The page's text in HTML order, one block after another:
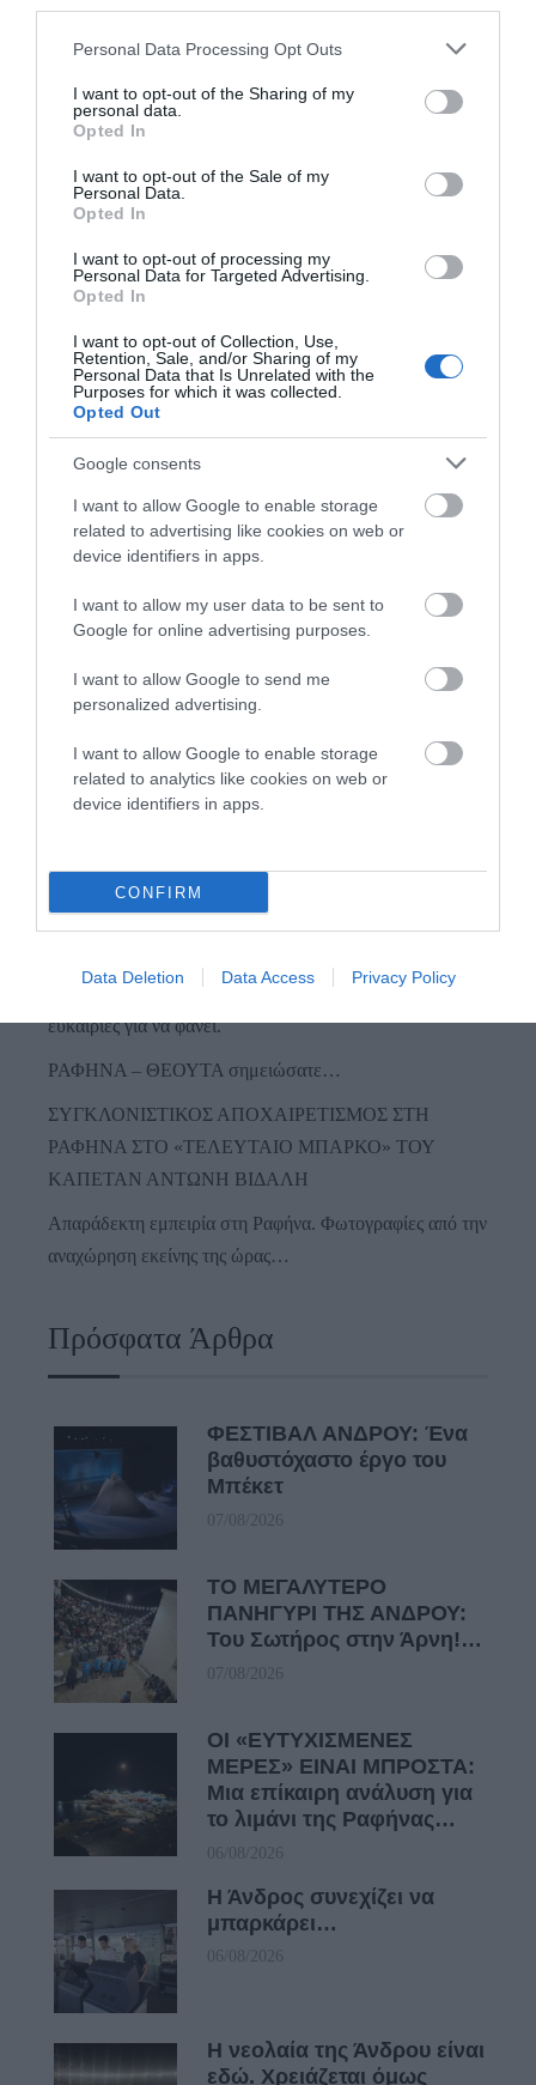
Please note that this website/app uses one or more Google
not limited to your visit or usage behaviour. You may click to
grant or deny consent to Google and its third-party tags to
use your data for below specified purposes in below Google
consent section.
Personal Data Processing Opt Outs
I want to opt-out of the Sharing of my
personal data.
Opted In
I want to opt-out of the Sale of my
Personal Data.
Opted In
I want to opt-out of processing my
Personal Data for Targeted Advertising.
Opted In
I want to opt-out of Collection, Use,
Retention, Sale, and/or Sharing of my
Personal Data that Is Unrelated with the
Purposes for which it was collected.
Opted Out
Google consents
I want to allow Google to enable storage
related to advertising like cookies on web or
device identifiers in apps.
I want to allow my user data to be sent to
Google for online advertising purposes.
I want to allow Google to send me
personalized advertising.
I want to allow Google to enable storage
related to analytics like cookies on web or
device identifiers in apps.
CONFIRM
Data Deletion Data Access Privacy Policy
Προτεινόμενα άρθρα
ΦΕΣΤΙΒΑΛ ΑΝΔΡΟΥ: Ένα βαθυστόχαστο έργο του
Η νεολαία της Άνδρου είναι εδώ. Χρειάζεται όμως
ευκαιρίες για να φανεί.
ΡΑΦΗΝΑ – ΘΕΟΥΤΑ σημειώσατε…
ΣΥΓΚΛΟΝΙΣΤΙΚΟΣ ΑΠΟΧΑΙΡΕΤΙΣΜΟΣ ΣΤΗ
ΡΑΦΗΝΑ ΣΤΟ «ΤΕΛΕΥΤΑΙΟ ΜΠΑΡΚΟ» ΤΟΥ
ΚΑΠΕΤΑΝ ΑΝΤΩΝΗ ΒΙΔΑΛΗ
Απαράδεκτη εμπειρία στη Ραφήνα. Φωτογραφίες από την
αναχώρηση εκείνης της ώρας…
Πρόσφατα Άρθρα
ΦΕΣΤΙΒΑΛ ΑΝΔΡΟΥ: Ένα
βαθυστόχαστο έργο του
Μπέκετ
07/08/2026
ΤΟ ΜΕΓΑΛΥΤΕΡΟ
ΠΑΝΗΓΥΡΙ ΤΗΣ ΑΝΔΡΟΥ:
Του Σωτήρος στην Άρνη!…
07/08/2026
ΟΙ «ΕΥΤΥΧΙΣΜΕΝΕΣ
ΜΕΡΕΣ» ΕΙΝΑΙ ΜΠΡΟΣΤΑ:
Μια επίκαιρη ανάλυση για
το λιμάνι της Ραφήνας…
06/08/2026
Η Άνδρος συνεχίζει να
μπαρκάρει…
06/08/2026
Η νεολαία της Άνδρου είναι
εδώ. Χρειάζεται όμως